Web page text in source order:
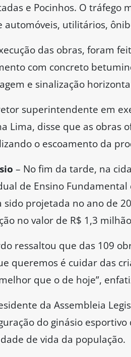
e Pocinhos. O tráfego
automóveis, utilitários,
das obras, foram
com concreto
e sinalização
superintendente em
Lima, disse que as obras
o escoamento da
– No fim da tarde, na
de Ensino
sido projetada no ano de
no valor de R$ 1,3
ressaltou que das 109
queremos é cuidar das
que o de hoje”,
da Assembleia
do ginásio
de vida da população.